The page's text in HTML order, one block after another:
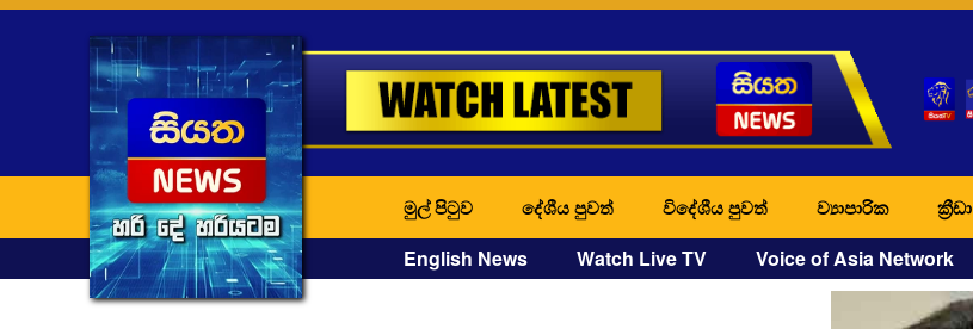
මුල් පිටුව දේශීය පුවත් විදේශීය පුවත් ව්‍යාපාරික ක්‍රීඩා
English News Watch Live TV Voice of Asia Network